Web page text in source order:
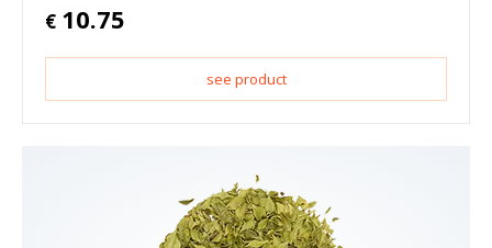
€ 10.75
see product